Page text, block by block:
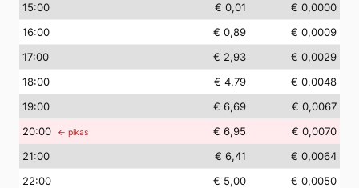
15:00 € 0,01
€ 0,0000
16:00 € 0,89
€ 0,0009
17:00 € 2,93
€ 0,0029
18:00 € 4,79
€ 0,0048
19:00 € 6,69
€ 0,0067
20:00 ← pikas € 6,95
€ 0,0070
21:00 € 6,41
€ 0,0064
22:00 € 5,00
€ 0,0050